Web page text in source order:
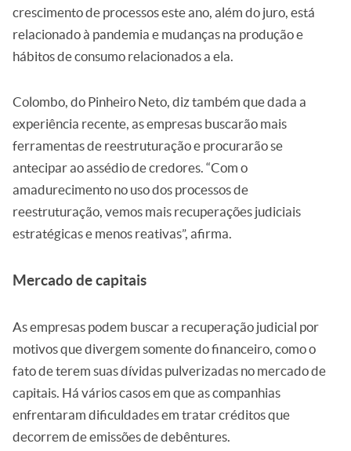
crescimento de processos este ano, além do juro, está
relacionado à pandemia e mudanças na produção e
hábitos de consumo relacionados a ela.
Colombo, do Pinheiro Neto, diz também que dada a
experiência recente, as empresas buscarão mais
ferramentas de reestruturação e procurarão se
antecipar ao assédio de credores. “Com o
amadurecimento no uso dos processos de
reestruturação, vemos mais recuperações judiciais
estratégicas e menos reativas”, afirma.
Mercado de capitais
As empresas podem buscar a recuperação judicial por
motivos que divergem somente do financeiro, como o
fato de terem suas dívidas pulverizadas no mercado de
capitais. Há vários casos em que as companhias
enfrentaram dificuldades em tratar créditos que
decorrem de emissões de debêntures.